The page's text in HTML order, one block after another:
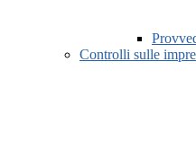
Controlli sulle